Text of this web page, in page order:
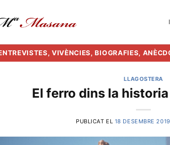
VIVÈNCIES, BIOGRAFIES,
LLAGOSTERA
El ferro dins la
PUBLICAT EL 18 DESEMBRE 2019